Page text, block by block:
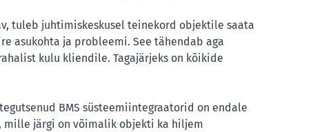
tuleb juhtimiskeskusel teinekord objektile saata
asukohta ja probleemi. See tähendab aga
kulu kliendile. Tagajärjeks on kõikide
BMS süsteemiintegraatorid on endale
järgi on võimalik objekti ka hiljem